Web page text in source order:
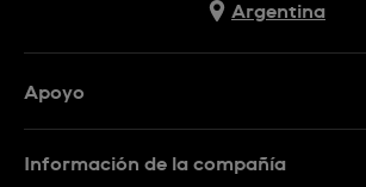
Argentina
Apoyo
Información de la compañía